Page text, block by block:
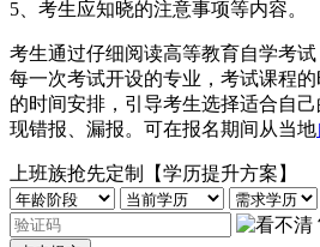
5、考生应知晓的注意事项等内容。
考生通过仔细阅读高等教育自学考
每一次考试开设的专业，考试课程
的时间安排，引导考生选择适合自
现错报、漏报。可在报名期间从当地
上班族抢先定制【学历提升方案】